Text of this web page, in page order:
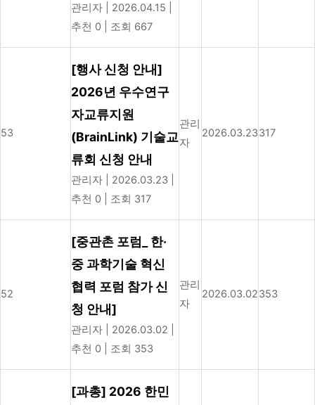
관리자 2026.04.15
추천 0
조회 667
53
[행사 신청 안내]
2026년 우수연구
자교류지원
(BrainLink) 기술교
류회 신청 안내
관리자 2026.03.23
추천 0
조회 317
관리
자
2026.03.23317
52
[중관촌 포럼_ 한·
중 과학기술 혁신
협력 포럼 참가 신
청 안내]
관리자 2026.03.02
추천 0
조회 353
관리
자
2026.03.02353
[과총] 2026 한민